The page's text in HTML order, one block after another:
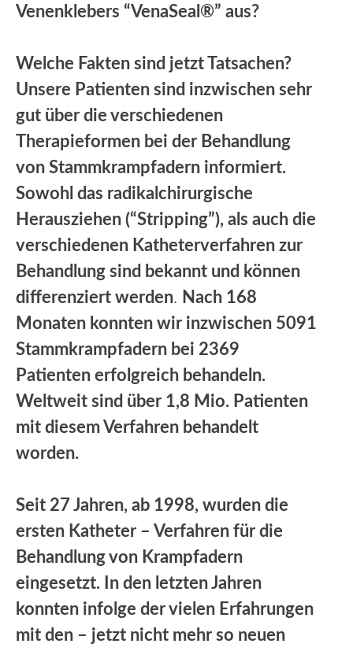
Venenklebers “VenaSeal®” aus?
Welche Fakten sind jetzt Tatsachen?
Unsere Patienten sind inzwischen sehr
gut über die verschiedenen
Therapieformen bei der Behandlung
von Stammkrampfadern informiert.
Sowohl das radikalchirurgische
Herausziehen (“Stripping”), als auch die
verschiedenen Katheterverfahren zur
Behandlung sind bekannt und können
differenziert werden. Nach 168
Monaten konnten wir inzwischen 5091
Stammkrampfadern bei 2369
Patienten erfolgreich behandeln.
Weltweit sind über 1,8 Mio. Patienten
mit diesem Verfahren behandelt
worden.
Seit 27 Jahren, ab 1998, wurden die
ersten Katheter – Verfahren für die
Behandlung von Krampfadern
eingesetzt. In den letzten Jahren
konnten infolge der vielen Erfahrungen
mit den – jetzt nicht mehr so neuen